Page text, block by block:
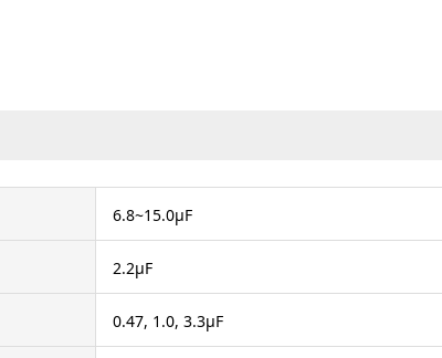
6.8~15.0μF
2.2μF
0.47, 1.0, 3.3μF